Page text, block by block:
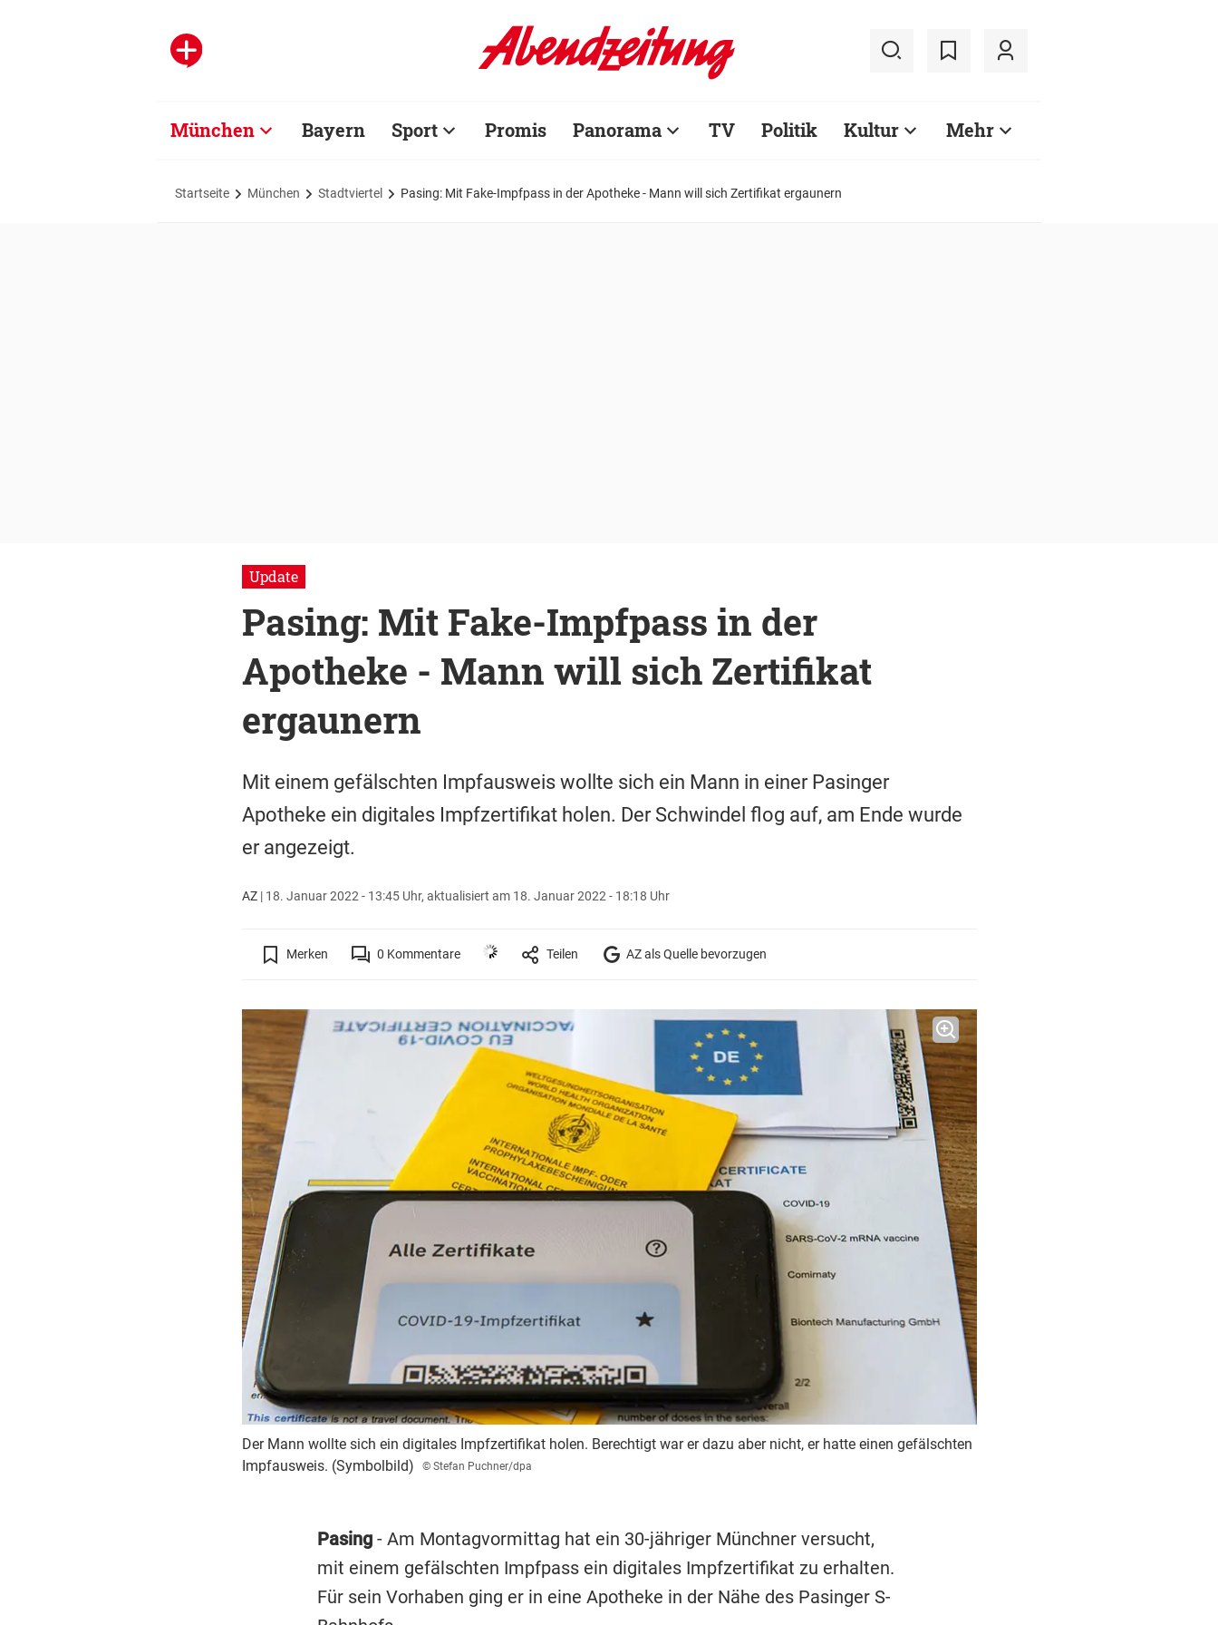
München Bayern Sport Promis Panorama TV Politik Kultur Mehr
Startseite München Stadtviertel Pasing: Mit Fake-Impfpass in der Apotheke - Mann will sich Zertifikat ergaunern
Update
Pasing: Mit Fake-Impfpass in der
Apotheke - Mann will sich Zertifikat
ergaunern
Mit einem gefälschten Impfausweis wollte sich ein Mann in einer Pasinger
Apotheke ein digitales Impfzertifikat holen. Der Schwindel flog auf, am Ende wurde
er angezeigt.
AZ| 18. Januar 2022 - 13:45 Uhr, aktualisiert am 18. Januar 2022 - 18:18 Uhr
Merken 0 Kommentare Teilen AZ als Quelle bevorzugen
Der Mann wollte sich ein digitales Impfzertifikat holen. Berechtigt war er dazu aber nicht, er hatte einen gefälschten
Impfausweis. (Symbolbild)
© Stefan Puchner/dpa
Pasing- Am Montagvormittag hat ein 30-jähriger Münchner versucht,
mit einem gefälschten Impfpass ein digitales Impfzertifikat zu erhalten.
Für sein Vorhaben ging er in eine Apotheke in der Nähe des Pasinger S-